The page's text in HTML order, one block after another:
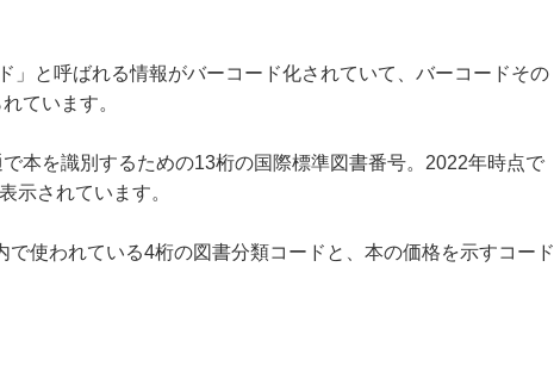
」と呼ばれる情報がバーコード化されていて、バーコードその
ています。
本を識別するための13桁の国際標準図書番号。2022年時点で
示されています。
使われている4桁の図書分類コードと、本の価格を示すコード